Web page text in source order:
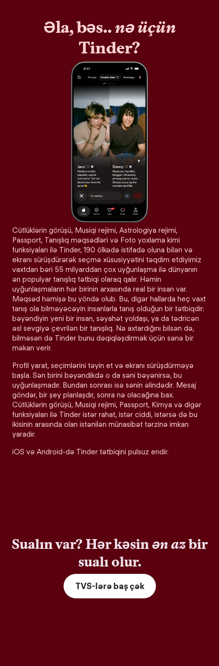
Əla, bəs..nə üçün
Tinder?
Cütlüklərin görüşü, Musiqi rejimi, Astrologiya rejimi,
Passport, Tanışlıq məqsədləri və Foto yoxlama kimi
funksiyaları ilə Tinder, 190 ölkədə istifadə oluna bilən və
ekranı sürüşdürərək seçmə xüsusiyyətini təqdim etdiyimiz
vaxtdan bəri 55 milyarddan çox uyğunlaşma ilə dünyanın
ən populyar tanışlıq tətbiqi olaraq qalır. Həmin
uyğunlaşmaların hər birinin arxasında real bir insan var.
Məqsəd həmişə bu yöndə olub. Bu, digər hallarda heç vaxt
tanış ola bilməyəcəyin insanlarla tanış olduğun bir tətbiqdir:
bəyəndiyin yeni bir insan, səyahət yoldaşı, ya da tədricən
əsl sevgiyə çevrilən bir tanışlıq. Nə axtardığını bilsən də,
bilməsən də Tinder bunu dəqiqləşdirmək üçün sənə bir
məkan verir.
Profil yarat, seçimlərini təyin et və ekranı sürüşdürməyə
başla. Sən birini bəyəndikdə o da səni bəyənirsə, bu
uyğunlaşmadır. Bundan sonrası isə sənin əlindədir. Mesaj
göndər, bir şey planlaşdır, sonra nə olacağına bax.
Cütlüklərin görüşü, Musiqi rejimi, Passport, Kimya və digər
funksiyaları ilə Tinder istər rahat, istər ciddi, istərsə də bu
ikisinin arasında olan istənilən münasibət tərzinə imkan
yaradır.
iOS və Android-də Tinder tətbiqini pulsuz endir.
Sualın var? Hər kəsinən azbir
sualı olur.
TVS-lərə baş çək